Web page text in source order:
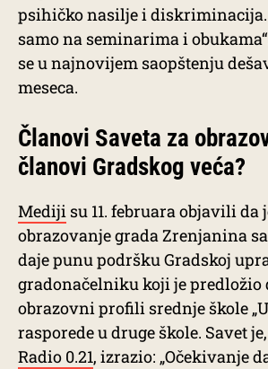
psihičko nasilje i
samo na seminarima i
se u najnovijem saopštenju
meseca.
Članovi Saveta za
članovi Gradskog veća?
Mediji su 11. februara objavili da
obrazovanje grada Zrenjanina
daje punu podršku Gradskoj
gradonačelniku koji je predložio
obrazovni profili srednje škole
rasporede u druge škole. Savet
Radio 0.21, izrazio: „Očekivanje